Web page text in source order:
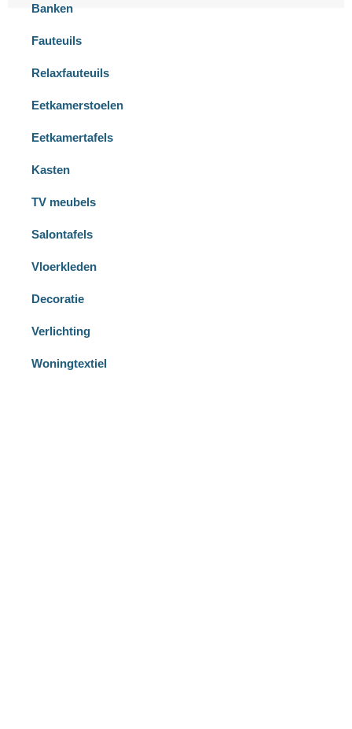
Banken
Fauteuils
Relaxfauteuils
Eetkamerstoelen
Eetkamertafels
Kasten
TV meubels
Salontafels
Vloerkleden
Decoratie
Verlichting
Woningtextiel